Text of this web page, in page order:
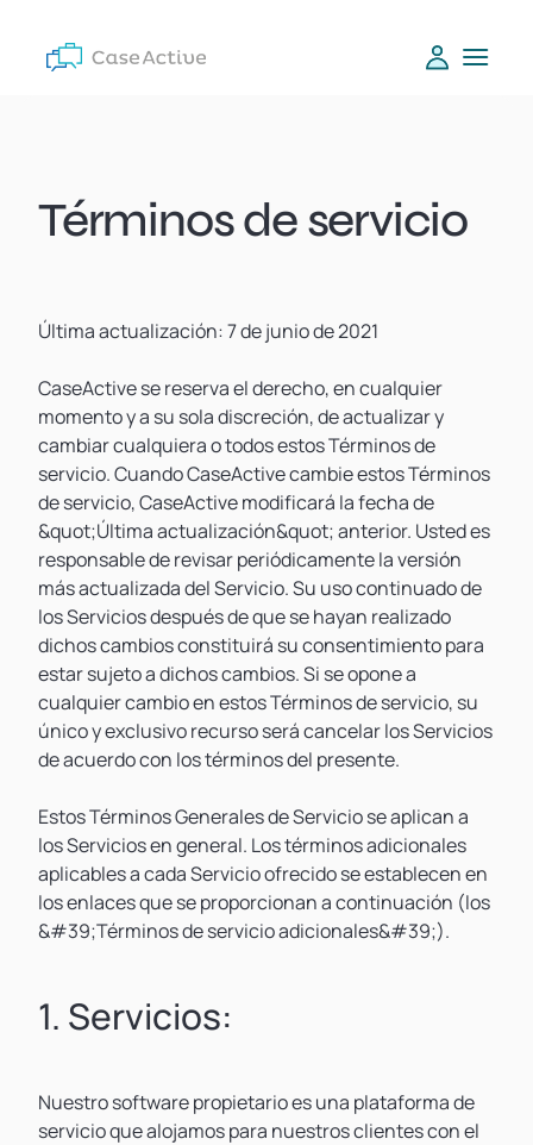
Términos de servicio
Última actualización: 7 de junio de 2021
CaseActive se reserva el derecho, en cualquier
momento y a su sola discreción, de actualizar y
cambiar cualquiera o todos estos Términos de
servicio. Cuando CaseActive cambie estos Términos
de servicio, CaseActive modificará la fecha de
&quot;Última actualización&quot; anterior. Usted es
responsable de revisar periódicamente la versión
más actualizada del Servicio. Su uso continuado de
los Servicios después de que se hayan realizado
dichos cambios constituirá su consentimiento para
estar sujeto a dichos cambios. Si se opone a
cualquier cambio en estos Términos de servicio, su
único y exclusivo recurso será cancelar los Servicios
de acuerdo con los términos del presente.
Estos Términos Generales de Servicio se aplican a
los Servicios en general. Los términos adicionales
aplicables a cada Servicio ofrecido se establecen en
los enlaces que se proporcionan a continuación (los
&#39;Términos de servicio adicionales&#39;).
1. Servicios:
Nuestro software propietario es una plataforma de
servicio que alojamos para nuestros clientes con el